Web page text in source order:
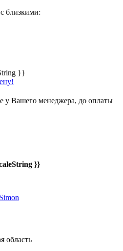
близкими:
}}
у Вашего менеджера, до оплаты
}}
область